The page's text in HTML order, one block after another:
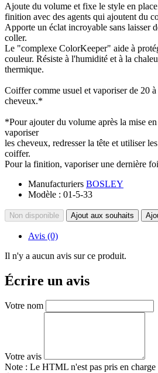
Ajoute du volume et fixe le style en
finition avec des agents qui ajoutent du
Apporte un éclat incroyable sans laisser
coller.
Le "complexe ColorKeeper" aide à
couleur. Résiste à l'humidité et à la
thermique.
Coiffer comme usuel et vaporiser de 20
cheveux.*
*Pour ajouter du volume après la mise
vaporiser
les cheveux, redresser la tête et utiliser
coiffer.
Pour la finition, vaporiser une dernière
Manufacturiers BOSLEY
Modèle : 01-5-33
Non disponible Ajout aux souhaits
Avis (0)
Il n'y a aucun avis sur ce produit.
Écrire un avis
Votre nom
Votre avis
Note : Le HTML n'est pas pris en charge